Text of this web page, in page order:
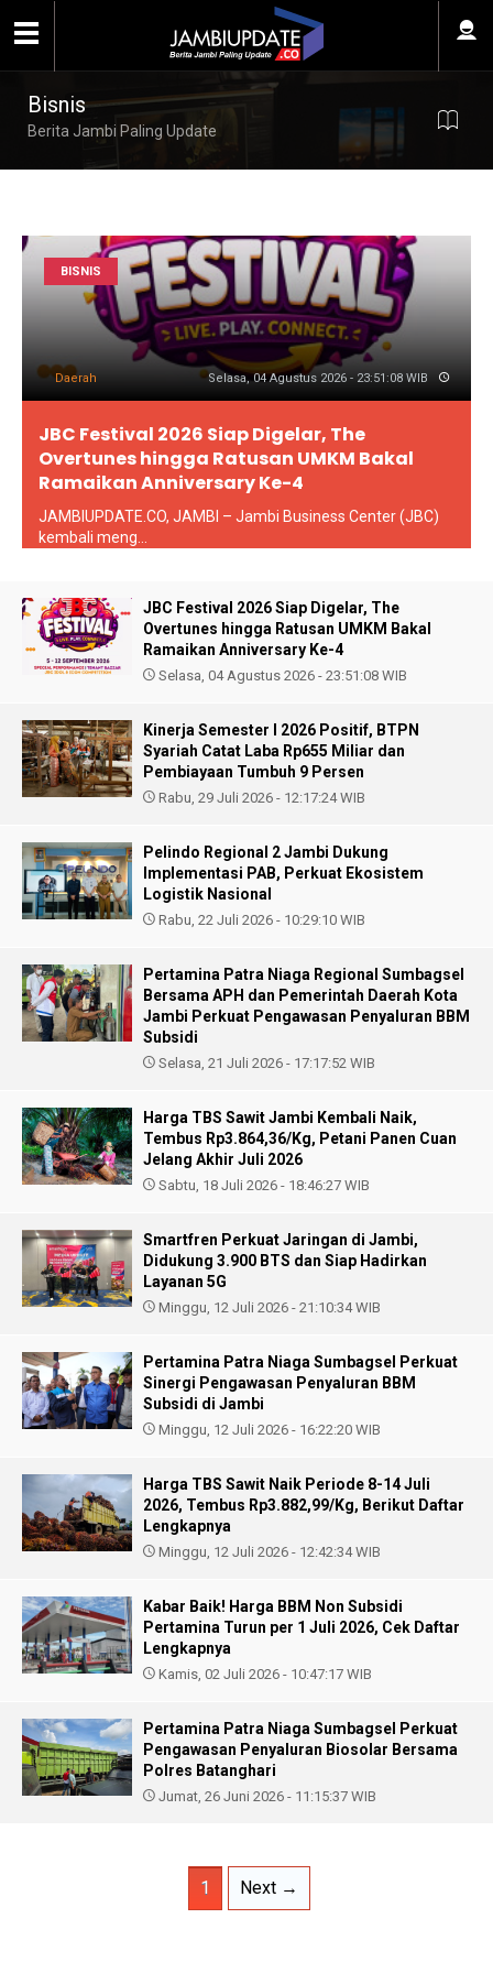
Bisnis
Berita Jambi Paling Update
BISNIS
Daerah Selasa, 04 Agustus 2026 - 23:51:08 WIB
JBC Festival 2026 Siap Digelar, The
Overtunes hingga Ratusan UMKM Bakal
Ramaikan Anniversary Ke-4
JAMBIUPDATE.CO, JAMBI – Jambi Business Center (JBC)
kembali meng...
JBC Festival 2026 Siap Digelar, The
Overtunes hingga Ratusan UMKM Bakal
Ramaikan Anniversary Ke-4
Selasa, 04 Agustus 2026 - 23:51:08 WIB
Kinerja Semester I 2026 Positif, BTPN
Syariah Catat Laba Rp655 Miliar dan
Pembiayaan Tumbuh 9 Persen
Rabu, 29 Juli 2026 - 12:17:24 WIB
Pelindo Regional 2 Jambi Dukung
Implementasi PAB, Perkuat Ekosistem
Logistik Nasional
Rabu, 22 Juli 2026 - 10:29:10 WIB
Pertamina Patra Niaga Regional Sumbagsel
Bersama APH dan Pemerintah Daerah Kota
Jambi Perkuat Pengawasan Penyaluran BBM
Subsidi
Selasa, 21 Juli 2026 - 17:17:52 WIB
Harga TBS Sawit Jambi Kembali Naik,
Tembus Rp3.864,36/Kg, Petani Panen Cuan
Jelang Akhir Juli 2026
Sabtu, 18 Juli 2026 - 18:46:27 WIB
Smartfren Perkuat Jaringan di Jambi,
Didukung 3.900 BTS dan Siap Hadirkan
Layanan 5G
Minggu, 12 Juli 2026 - 21:10:34 WIB
Pertamina Patra Niaga Sumbagsel Perkuat
Sinergi Pengawasan Penyaluran BBM
Subsidi di Jambi
Minggu, 12 Juli 2026 - 16:22:20 WIB
Harga TBS Sawit Naik Periode 8-14 Juli
2026, Tembus Rp3.882,99/Kg, Berikut Daftar
Lengkapnya
Minggu, 12 Juli 2026 - 12:42:34 WIB
Kabar Baik! Harga BBM Non Subsidi
Pertamina Turun per 1 Juli 2026, Cek Daftar
Lengkapnya
Kamis, 02 Juli 2026 - 10:47:17 WIB
Pertamina Patra Niaga Sumbagsel Perkuat
Pengawasan Penyaluran Biosolar Bersama
Polres Batanghari
Jumat, 26 Juni 2026 - 11:15:37 WIB
1 Next →